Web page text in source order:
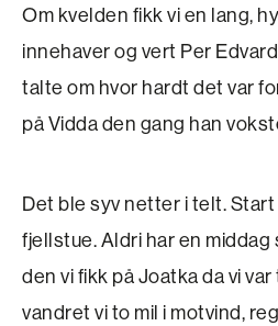
Om kvelden fikk vi en lang,
innehaver og vert Per
talte om hvor hardt det var
på Vidda den gang han
Det ble syv netter i telt.
fjellstue. Aldri har en
den vi fikk på Joatka da vi
vandret vi to mil i motvind,